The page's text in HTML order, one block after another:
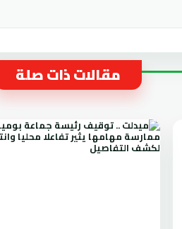
مقالات ذات صلة